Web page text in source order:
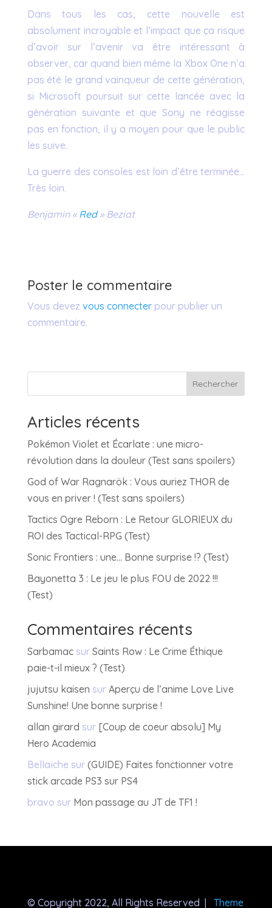
Dans tous les cas, cette nouvelle est
absolument incroyable et l’impact que ça risque
d’avoir sur l’avenir va être intéressant à
observer, car quand bien même la Xbox One n’a
pas été le grand vainqueur de cette génération,
si Microsoft poursuit sur cette lancée avec la
génération suivante et que Sony ne réagisse
pas en fonction, il y a moyen pour que le public
les suive.
La guerre des consoles est loin d’être terminée…
Très loin.
Benjamin « Red» Beziat
Poster le commentaire
Vous devez vous connecterpour publier un
commentaire.
Rechercher
Articles récents
Pokémon Violet et Écarlate : une micro-
révolution dans la douleur (Test sans spoilers)
God of War Ragnarök : Vous auriez THOR de
vous en priver ! (Test sans spoilers)
Tactics Ogre Reborn : Le Retour GLORIEUX du
ROI des Tactical-RPG (Test)
Sonic Frontiers : une… Bonne surprise !? (Test)
Bayonetta 3 : Le jeu le plus FOU de 2022 !!!
(Test)
Commentaires récents
Sarbamacsur Saints Row : Le Crime Éthique
paie-t-il mieux ? (Test)
jujutsu kaisen sur Aperçu de l’anime Love Live
Sunshine! Une bonne surprise !
allan girard sur [Coup de coeur absolu] My
Hero Academia
Bellaïche sur (GUIDE) Faites fonctionner votre
stick arcade PS3 sur PS4
bravo sur Mon passage au JT de TF1 !
© Copyright 2022, All Rights Reserved | Theme